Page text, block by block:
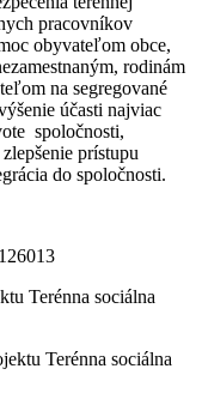
pracovníkov
obyvateľom obce,
rodinám
na segregované
účasti najviac
spoločnosti,
prístupu
do spoločnosti.
Terénna sociálna
Terénna sociálna